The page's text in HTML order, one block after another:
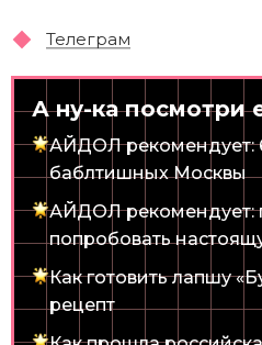
Телеграм
А ну-ка посмотри
АЙДОЛ рекомендует:
баблтишных Москвы
АЙДОЛ рекомендует:
попробовать
Как готовить лапшу
рецепт